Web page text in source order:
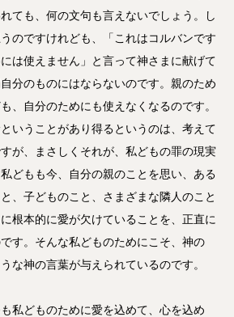
ても、何の文句も言えないでしょう。し
のですけれども、「これはコルバンです
は使えません」と言って神さまに献げて
分のものにはならないのです。親のため
、自分のためにも使えなくなるのです。
いうことがあり得るというのは、考えて
が、まさしくそれが、私どもの罪の現実
どもも今、自分の親のことを思い、ある
、子どものこと、さまざまな隣人のこと
根本的に愛が欠けていることを、正直に
す。そんな私どものためにこそ、神の
な神の言葉が与えられているのです。
私どものために愛を込めて、心を込め